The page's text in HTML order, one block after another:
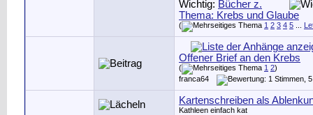
Wichtig: Bücher z.
Thema: Krebs und Glaube
( 1 2 3 4 5
Offener Brief an den Krebs
( 1 2)
franca64
Kartenschreiben als
Kathleen einfach kat